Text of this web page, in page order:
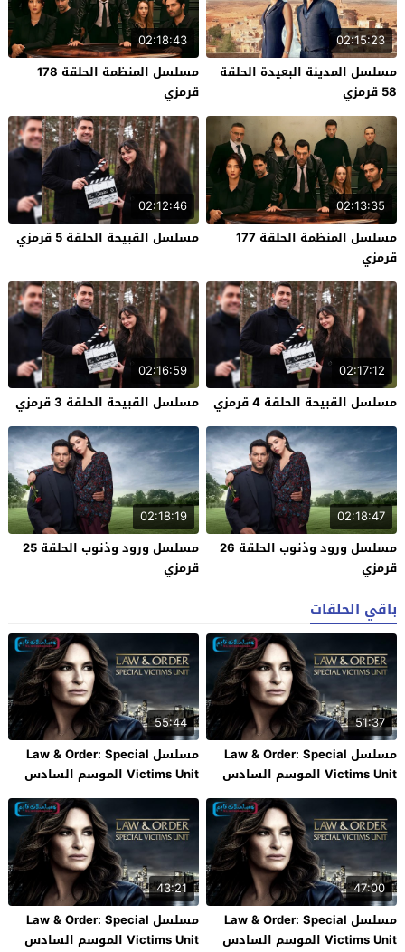
02:15:23
مسلسل المدينة البعيدة الحلقة
58 قرمزي
02:18:43
مسلسل المنظمة الحلقة 178
قرمزي
02:13:35
مسلسل المنظمة الحلقة 177
قرمزي
02:12:46
مسلسل القبيحة الحلقة 5 قرمزي
02:17:12
مسلسل القبيحة الحلقة 4 قرمزي
02:16:59
مسلسل القبيحة الحلقة 3 قرمزي
02:18:47
مسلسل ورود وذنوب الحلقة 26
قرمزي
02:18:19
مسلسل ورود وذنوب الحلقة 25
قرمزي
باقي الحلقات
51:37
مسلسل Law & Order: Special
Victims Unit الموسم السادس
والعشرون الحلقة 12 فاصل اعلاني
55:44
مسلسل Law & Order: Special
Victims Unit الموسم السادس
والعشرون الحلقة 11 فاصل اعلاني
47:00
مسلسل Law & Order: Special
Victims Unit الموسم السادس
43:21
مسلسل Law & Order: Special
Victims Unit الموسم السادس